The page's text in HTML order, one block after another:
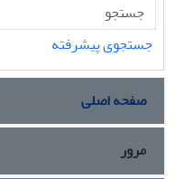
جستجوی پیشرفته
صفحه اصلی
مرور